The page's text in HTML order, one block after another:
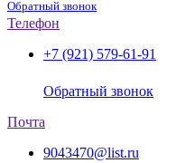
Обратный звонок
Телефон
+7 (921) 579-61-91
Обратный звонок
Почта
9043470@list.ru